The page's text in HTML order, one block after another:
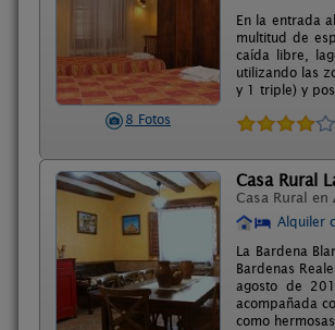
8 Fotos
En la entrada
multitud de
caída libre,
utilizando las
y 1 triple) y
Casa Rural
Casa Rural en
Alquiler
La Bardena
Bardenas
agosto de
acompañada
como